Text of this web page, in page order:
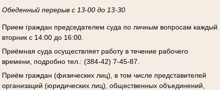
Обеденный перерыв с 13-00 до 13-30
Прием граждан председателем суда по личным вопросам каждый
вторник с 14:00 до 16:00.
Приёмная суда осуществляет работу в течение рабочего
времени, подробно тел.: (384-42) 7-45-87.
Приём граждан (физических лиц), в том числе представителей
организаций (юридических лиц), общественных объединений,